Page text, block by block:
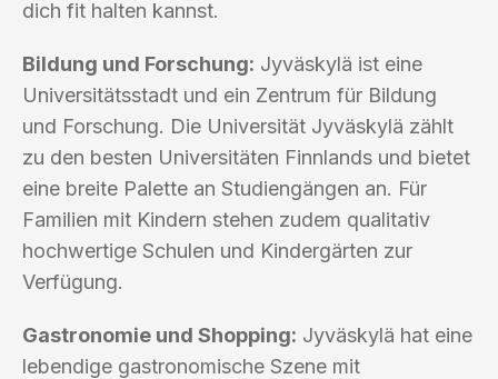
dich fit halten kannst.
Bildung und Forschung: Jyväskylä ist eine
Universitätsstadt und ein Zentrum für Bildung
und Forschung. Die Universität Jyväskylä zählt
zu den besten Universitäten Finnlands und bietet
eine breite Palette an Studiengängen an. Für
Familien mit Kindern stehen zudem qualitativ
hochwertige Schulen und Kindergärten zur
Verfügung.
Gastronomie und Shopping: Jyväskylä hat eine
lebendige gastronomische Szene mit